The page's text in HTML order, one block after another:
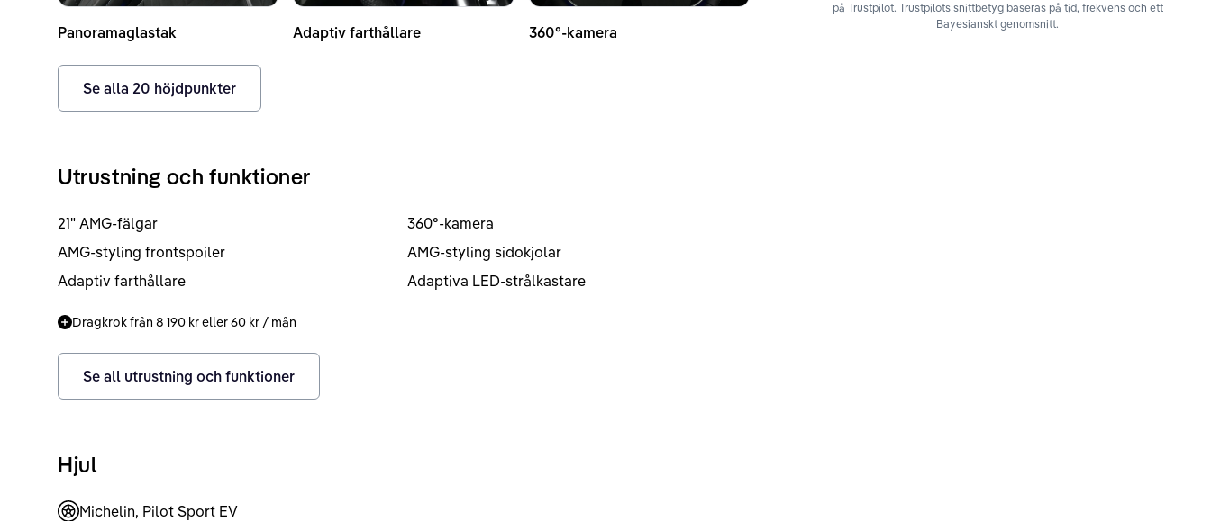
Panoramaglastak Adaptiv farthållare 360°-kamera
Se alla 20 höjdpunkter
Utrustning och funktioner
21" AMG-fälgar
360°-kamera
AMG-styling frontspoiler
AMG-styling sidokjolar
Adaptiv farthållare
Adaptiva LED-strålkastare
Dragkrok från 8 190 kreller60 kr / mån
Se all utrustning och funktioner
Hjul
Michelin, Pilot Sport EV
på Trustpilot. Trustpilots snittbetyg baseras på tid, frekvens och ett
Bayesianskt genomsnitt.